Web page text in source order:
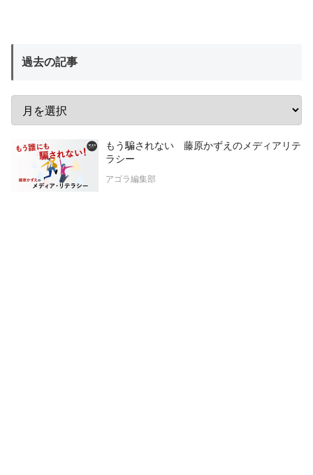
過去の記事
もう騙されない 藤原かずえのメディアリテ
ラシー
アゴラ編集部